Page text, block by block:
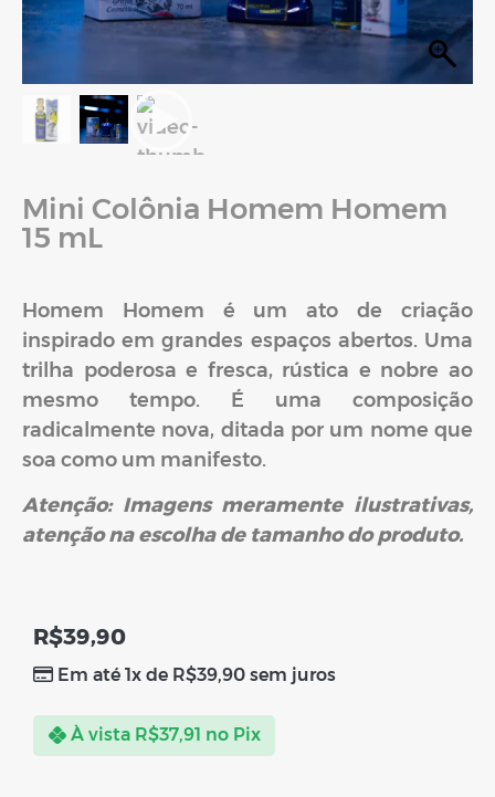
Mini Colônia Homem Homem
15 mL
Homem Homem é um ato de criação
inspirado em grandes espaços abertos. Uma
trilha poderosa e fresca, rústica e nobre ao
mesmo tempo. É uma composição
radicalmente nova, ditada por um nome que
soa como um manifesto.
Atenção: Imagens meramente ilustrativas,
atenção na escolha de tamanho do produto.
R$39,90
Em até 1x de R$39,90 sem juros
À vista R$37,91 no Pix